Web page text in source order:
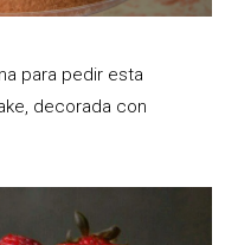
para pedir esta
decorada con